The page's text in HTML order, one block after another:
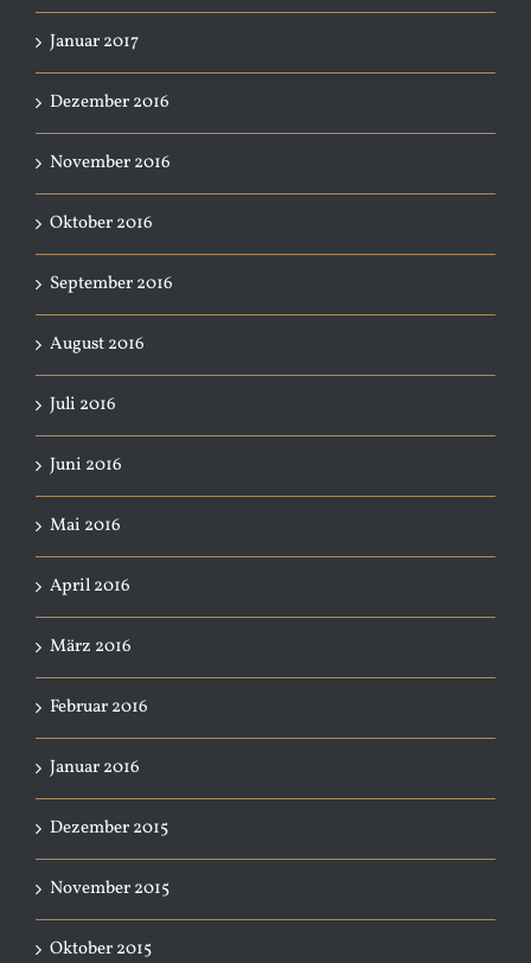
Januar 2017
Dezember 2016
November 2016
Oktober 2016
September 2016
August 2016
Juli 2016
Juni 2016
Mai 2016
April 2016
März 2016
Februar 2016
Januar 2016
Dezember 2015
November 2015
Oktober 2015